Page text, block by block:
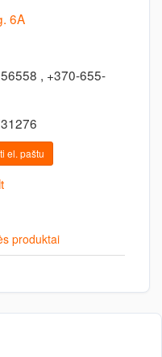
6A
, +370-655-
el. paštu
produktai